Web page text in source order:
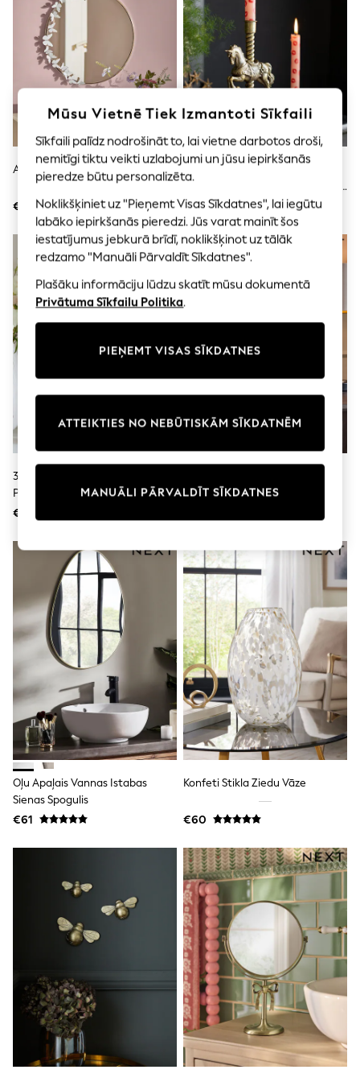
Shorts
Nike
All Girls Schoolwear
Shoes
Trousers
Shirts
Polo Shirts
Sweatshirts
Cardigans
Coats & Jackets
Underwear
Socks & Tights
Multipacks
All Girls Sports & Swimwear
Trainers & Pumps
Swimwear
Tops
Leggings
Joggers
Shoes
Coats & Jackets
Bags & Accessories
Shirts
Shop all
Coats & Jackets
Polo Shirts
Blue
Black
White
Grey
Green
Red
All Branded Schoolwear
Nike
Hype
Clarks
Start Rite
Smiggle
All Accessories
All Bags & Backpacks
Girls Bags
Lunchbags
Jumpers
Polo Shirts
T-Shirts
Bags
Polo Shirts
HOLIDAY SHOP
Women's Holiday Shop
All Swimwear
All Beachwear
Bags & Accessories
Apaļš Tauriņa Sienas Spogulis
€78
Rockett St George Karuseļa
Formas Zirga Formas Konusveida
Svečturis
€24
3 Bezdelīgas Sienas Mākslas
Plāksnīšu Komplekts
€26
Oļu Apaļais Vannas Istabas
Sienas Spogulis
€61
Konfeti Stikla Ziedu Vāze
€60
Mūsu Vietnē Tiek Izmantoti Sīkfaili
Sīkfaili palīdz nodrošināt to, lai vietne darbotos droši,
nemitīgi tiktu veikti uzlabojumi un jūsu iepirkšanās
pieredze būtu personalizēta.
Noklikšķiniet uz "Pieņemt Visas Sīkdatnes", lai iegūtu
labāko iepirkšanās pieredzi. Jūs varat mainīt šos
iestatījumus jebkurā brīdī, noklikšķinot uz tālāk
redzamo "Manuāli Pārvaldīt Sīkdatnes".
Plašāku informāciju lūdzu skatīt mūsu dokumentā
Privātuma Sīkfailu Politika.
PIEŅEMT VISAS SĪKDATNES
MANUĀLI PĀRVALDĪT SĪKDATNES
ATTEIKTIES NO NEBŪTISKĀM SĪKDATNĒM